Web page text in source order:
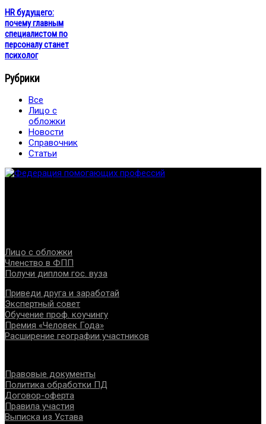
HR будущего:
почему главным
специалистом по
персоналу станет
психолог
Рубрики
Все
Лицо с
обложки
Новости
Справочник
Статьи
Лицо с обложки
Членство в ФПП
Получи диплом гос. вуза
Приведи друга и заработай
Экспертный совет
Обучение проф. коучингу
Премия «Человек Года»
Расширение географии участников
Правовые документы
Политика обработки ПД
Договор-оферта
Правила участия
Выписка из Устава